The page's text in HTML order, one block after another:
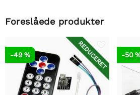
Foreslåede produkter
REDUCERET
-49 % -50